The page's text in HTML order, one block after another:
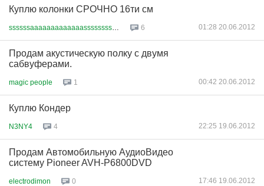
Куплю колонки СРОЧНО 16ти см
6 01:28 20.06.2012
Продам акустическую полку с двумя
сабвуферами.
magic people 1 00:42 20.06.2012
Куплю Кондер
N3NY4 4 22:25 19.06.2012
Продам Автомобильную АудиоВидео
систему Pioneer AVH-P6800DVD
electrodimon 0 17:46 19.06.2012